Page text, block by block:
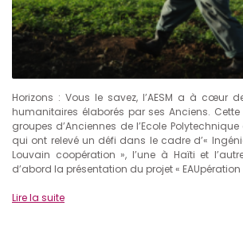
Horizons : Vous le savez, l’AESM a à cœur
humanitaires élaborés par ses Anciens.
groupes d’Anciennes de l’Ecole
qui ont relevé un défi dans le cadre d’«
Louvain coopération », l’une à Haïti et
d’abord la présentation du projet « EAUpération
Lire la suite